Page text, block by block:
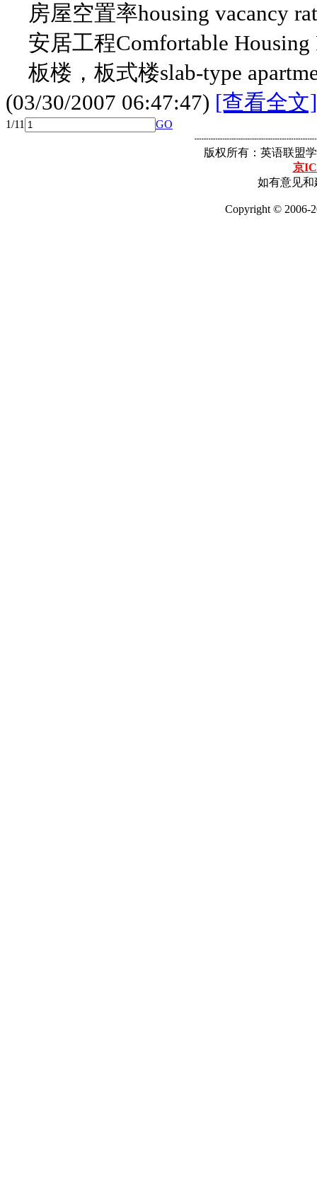
房屋空置率housing vacancy
安居工程Comfortable Housing
板楼，板式楼slab-type
(03/30/2007 06:47:47) [查看全文]
1/11
GO
版权所有：英语联盟
京
如有意见和
Copyright © 2006-